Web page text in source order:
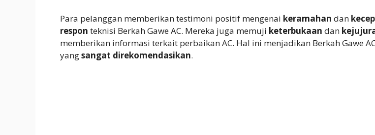
Para pelanggan memberikan testimoni positif mengenai keramahan dan
respon teknisi Berkah Gawe AC. Mereka juga memuji keterbukaan dan
memberikan informasi terkait perbaikan AC. Hal ini menjadikan Berkah Gawe
yangsangat direkomendasikan.